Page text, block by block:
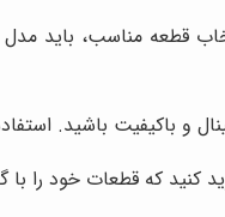
قطعه مناسب، باید
و باکیفیت باشید.
کنید که قطعات خود را